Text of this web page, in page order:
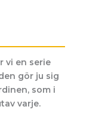
vi en serie
gör ju sig
som i
varje.